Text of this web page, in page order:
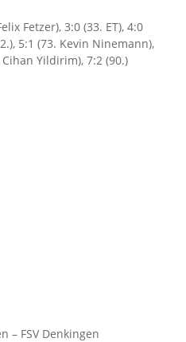
Fetzer), 3:0 (33. ET), 4:0
5:1 (73. Kevin Ninemann),
Yildirim), 7:2 (90.)
– FSV Denkingen